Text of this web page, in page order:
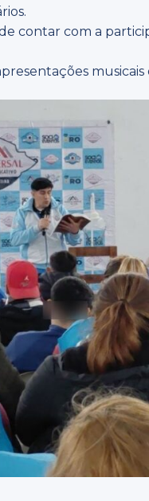
contar com a